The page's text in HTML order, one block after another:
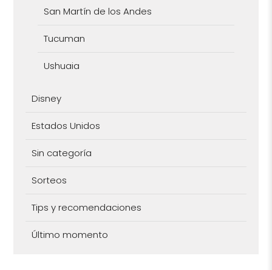
San Martín de los Andes
Tucuman
Ushuaia
Disney
Estados Unidos
Sin categoría
Sorteos
Tips y recomendaciones
Último momento